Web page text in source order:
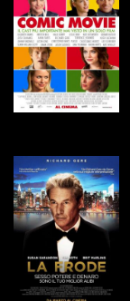
VAI ALLA SCHEDA
VAI ALLA SCHEDA